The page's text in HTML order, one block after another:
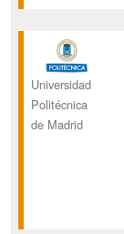
Universidad
Politécnica
de Madrid